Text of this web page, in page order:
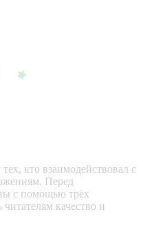
кто взаимодействовал с
Перед
с помощью трёх
качество и